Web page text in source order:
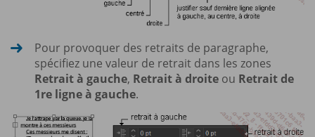
Pour provoquer des retraits de paragraphe,
spécifiez une valeur de retrait dans les zones
Retrait à gauche, Retrait à droite ou Retrait de
1re ligne à gauche.